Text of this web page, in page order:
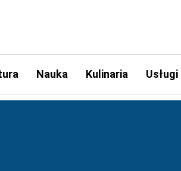
Nauka Kulinaria Usługi